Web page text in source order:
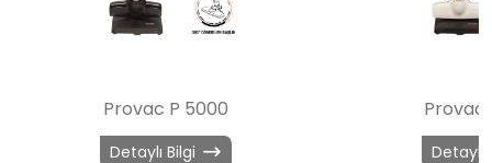
Provac P 5000
Detaylı Bilgi
Provac
Detaylı